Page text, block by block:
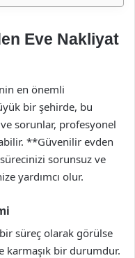
Eve Nakliyat
en önemli
bir şehirde, bu
sorunlar, profesyonel
**Güvenilir evden
sorunsuz ve
yardımcı olur.
süreç olarak görülse
karmaşık bir durumdur.